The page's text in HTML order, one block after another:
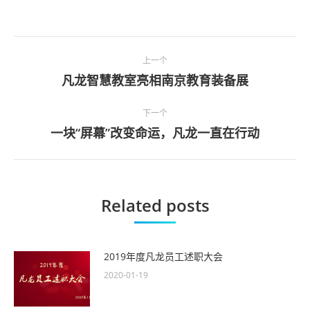
上一个
上
篇
文
凡龙智慧教室亮相南京教育装备展
下一个
下
章
一块“屏幕”改变命运，凡龙一直在行动
Related posts
2019年度凡龙员工述职大会
2020-01-19